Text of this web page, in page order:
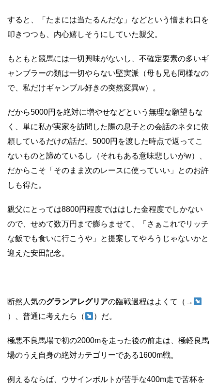
すると、「たまには当たるんだな」などという憎まれ口を
叩きつつも、内心嬉しそうにしていた親父。
もともと競馬には一切興味がないし、不確定要素の多いギ
ャンブラーの類は一切やらない堅実派（母も兄も同様なの
で、私だけギャンブル好きの突然変異w）。
だから5000円を絶対に増やせなどという無理な願望もな
く、単に私が実家を訪問した際の息子との会話のネタに依
頼しているだけの話だ。5000円を渡した時点で返ってこ
ないものと諦めているし（それもある意味悲しいがw）、
だからこそ「そのまま次のレースに使っていい」とのお許
しも得た。
親父にとっては8800円程度でははした金程度でしかない
ので、せめて数万円まで膨らませて、「さぁこれでリッチ
な飯でも食いに行こうや」と提案してやろうじゃないかと
迎えた安田記念。
断然人気のグランアレグリアの臨戦過程はよくて（→
）、普通に考えたら（
）だ。
極悪不良馬場で初の2000mを走った後の前走は、極軽良馬
場のうえ自身の絶対カテゴリーである1600m戦。
例えるならば、ウサインボルトが苦手な400m走で苦杯を